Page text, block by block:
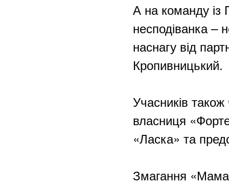
А на команду із
несподіванка –
наснагу від
Кропивницький.
Учасників
власниця
«Ласка» та
Змагання